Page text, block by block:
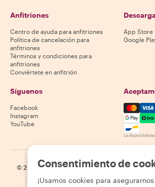
Anfitriones
Centro de ayuda para anfitriones
Política de cancelación para
anfitriones
Términos y condiciones para
anfitriones
Conviértete en anfitrión
App Store
Google
Síguenos
Facebook
Instagram
YouTube
La
© 2026 Withlocals.com | Política de privacidad |
Consentimiento de
¡Usamos cookies para